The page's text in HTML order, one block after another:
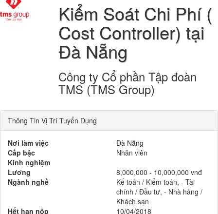
Kiểm Soát Chi Phí (
Cost Controller) tại
Đà Nẵng
Công ty Cổ phần Tập đoàn
TMS (TMS Group)
Thông Tin Vị Trí Tuyển Dụng
Nơi làm việc
Đà Nẵng
Cấp bậc
Nhân viên
Kinh nghiệm
Lương
8,000,000 - 10,000,000 vnđ
Ngành nghề
Kế toán / Kiểm toán, - Tài
chính / Đầu tư, - Nhà hàng /
Khách sạn
Hết hạn nộp
10/04/2018